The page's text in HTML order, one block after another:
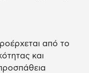
από το
και